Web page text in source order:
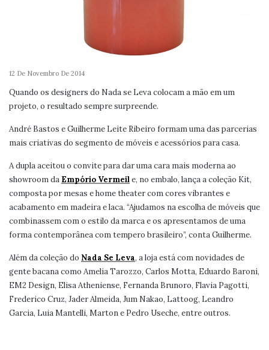
12 De Novembro De 2014
Quando os designers do Nada se Leva colocam a mão em um
projeto, o resultado sempre surpreende.
André Bastos e Guilherme Leite Ribeiro formam uma das parcerias
mais criativas do segmento de móveis e acessórios para casa.
A dupla aceitou o convite para dar uma cara mais moderna ao
showroom da Empório Vermeile, no embalo, lança a coleção Kit,
composta por mesas e home theater com cores vibrantes e
acabamento em madeira e laca. “Ajudamos na escolha de móveis que
combinassem com o estilo da marca e os apresentamos de uma
forma contemporânea com tempero brasileiro”, conta Guilherme.
Além da coleção do Nada Se Leva, a loja está com novidades de
gente bacana como Amelia Tarozzo, Carlos Motta, Eduardo Baroni,
EM2 Design, Elisa Atheniense, Fernanda Brunoro, Flavia Pagotti,
Frederico Cruz, Jader Almeida, Jum Nakao, Lattoog, Leandro
Garcia, Luia Mantelli, Marton e Pedro Useche, entre outros.